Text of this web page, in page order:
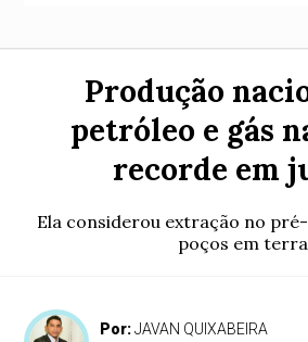
Produção
petróleo e gás
recorde em
Ela considerou extração no
poços em terra
Por:JAVAN QUIXABEIRA